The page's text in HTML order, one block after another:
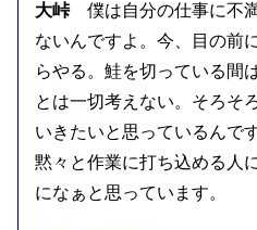
大峠僕は自分の仕事に不
ないんですよ。今、目の前
らやる。鮭を切っている間
とは一切考えない。そろそ
いきたいと思っているんで
黙々と作業に打ち込める人
になぁと思っています。